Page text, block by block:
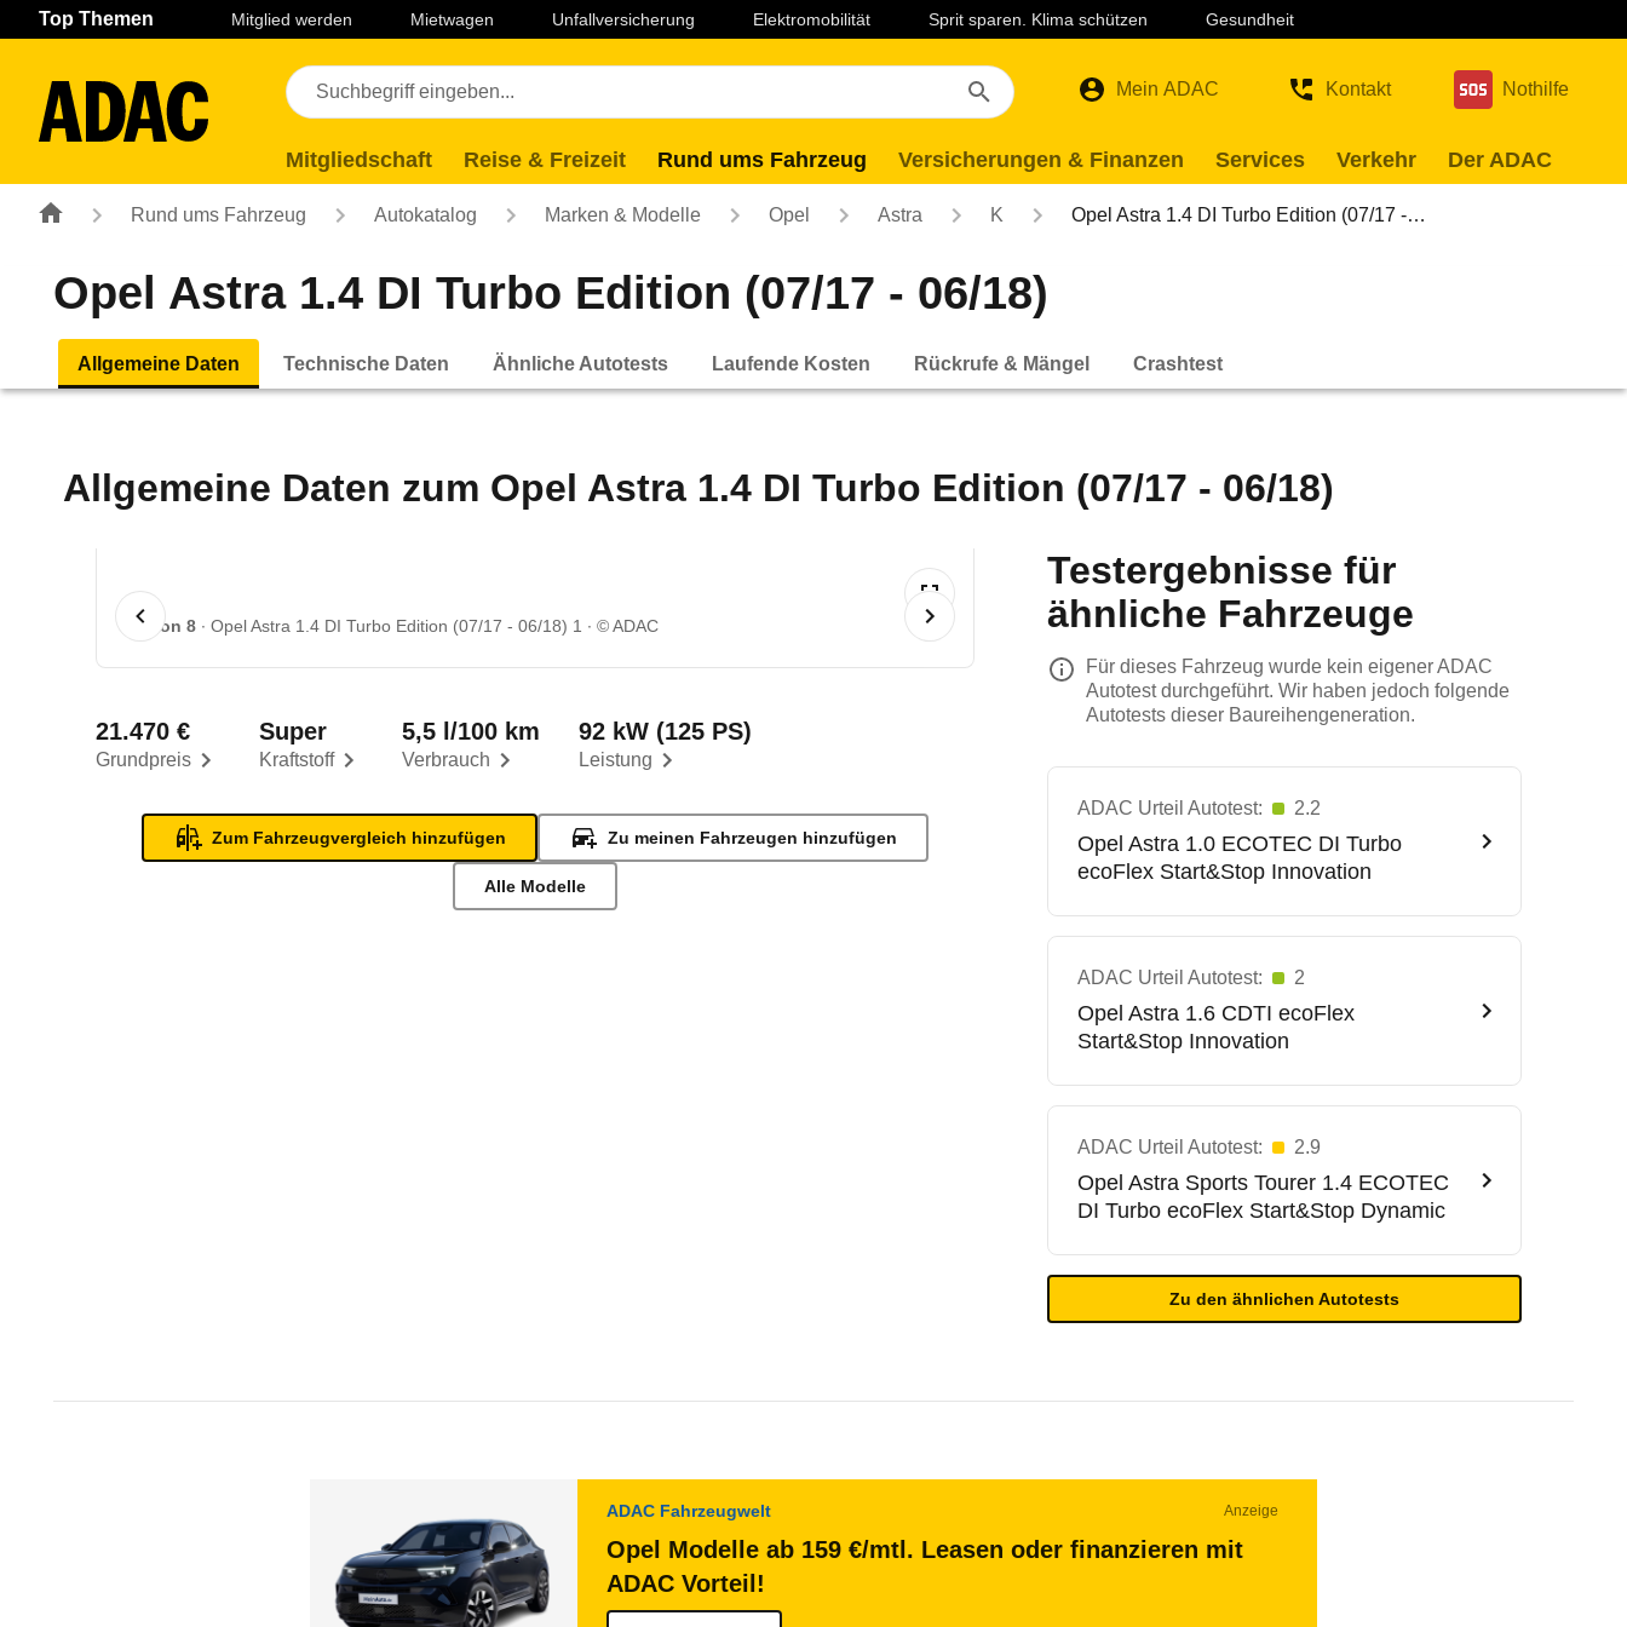
Navigation Seiteninhalt Fußzeile
Top Themen Mitglied werden Mietwagen Unfallversicherung Elektromobilität Sprit sparen. Klima schützen Gesundheit
Mein ADAC Kontakt Nothilfe
Mitgliedschaft Reise & Freizeit Rund ums Fahrzeug Versicherungen & Finanzen Services Verkehr Der ADAC
Rund ums Fahrzeug Autokatalog Marken & Modelle Opel Astra K Opel Astra 1.4 DI Turbo Edition (07/17 -…
Opel Astra 1.4 DI Turbo Edition (07/17 - 06/18)
Allgemeine Daten Technische Daten Ähnliche Autotests Laufende Kosten Rückrufe & Mängel Crashtest
Allgemeine Daten zum Opel Astra 1.4 DI Turbo Edition (07/17 - 06/18)
1 von 8 Opel Astra 1.4 DI Turbo Edition (07/17 - 06/18) 1 © ADAC
Grundpreis
21.470 €
Kraftstoff
Super
Verbrauch
5,5 l/100 km
Leistung
92 kW (125 PS)
Zum Fahrzeugvergleich hinzufügen Zu meinen Fahrzeugen hinzufügen
Alle Modelle
Testergebnisse für
ähnliche Fahrzeuge
Für dieses Fahrzeug wurde kein eigener ADAC
Autotest durchgeführt. Wir haben jedoch folgende
Autotests dieser Baureihengeneration.
ADAC Urteil Autotest: 2.2
Opel Astra 1.0 ECOTEC DI Turbo
ecoFlex Start&Stop Innovation
ADAC Urteil Autotest: 2
Opel Astra 1.6 CDTI ecoFlex
Start&Stop Innovation
ADAC Urteil Autotest: 2.9
Opel Astra Sports Tourer 1.4 ECOTEC
DI Turbo ecoFlex Start&Stop Dynamic
Zu den ähnlichen Autotests
ADAC Fahrzeugwelt Anzeige
Opel Modelle ab 159 €/mtl. Leasen oder finanzieren mit
ADAC Vorteil!